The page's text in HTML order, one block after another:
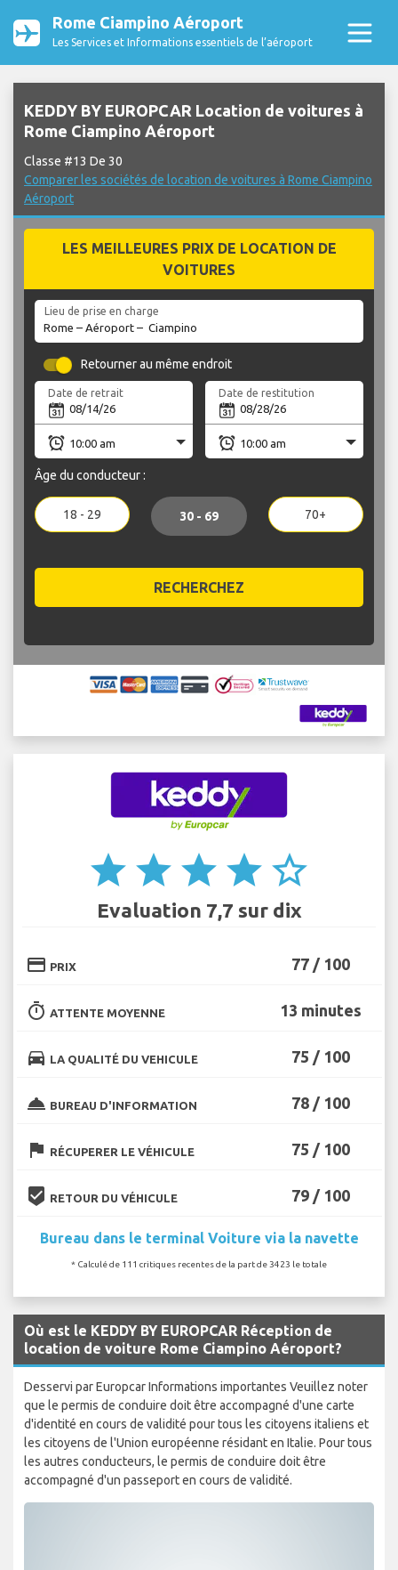
Rome Ciampino Aéroport
Les Services et Informations essentiels de l’aéroport
KEDDY BY EUROPCAR Location de voitures à
Rome Ciampino Aéroport
Classe #13 De 30
Comparer les sociétés de location de voitures à Rome Ciampino
Aéroport
LES MEILLEURES PRIX DE LOCATION DE
VOITURES
Lieu de prise en charge
Retourner au même endroit
Date de retrait Date de restitution
Âge du conducteur :
18 - 29 30 - 69 70+
RECHERCHEZ
star star star star star_border
Evaluation 7,7 sur dix
credit_card PRIX 77 / 100
timer ATTENTE MOYENNE 13 minutes
directions_car LA QUALITÉ DU VEHICULE 75 / 100
room_service BUREAU D'INFORMATION 78 / 100
flag RÉCUPERER LE VÉHICULE 75 / 100
beenhere RETOUR DU VÉHICULE 79 / 100
Bureau dans le terminal Voiture via la navette
* Calculé de 111 critiques recentes de la part de 3423 le totale
Où est le KEDDY BY EUROPCAR Réception de
location de voiture Rome Ciampino Aéroport?
Desservi par Europcar Informations importantes Veuillez noter
que le permis de conduire doit être accompagné d'une carte
d'identité en cours de validité pour tous les citoyens italiens et
les citoyens de l'Union européenne résidant en Italie. Pour tous
les autres conducteurs, le permis de conduire doit être
accompagné d'un passeport en cours de validité.